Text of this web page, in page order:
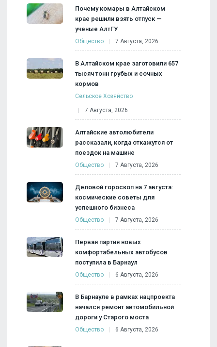
Почему комары в Алтайском
крае решили взять отпуск —
ученые АлтГУ
Общество 7 Августа, 2026
В Алтайском крае заготовили 657
тысяч тонн грубых и сочных
кормов
Сельское Хозяйство
7 Августа, 2026
Алтайские автолюбители
рассказали, когда откажутся от
поездок на машине
Общество 7 Августа, 2026
Деловой гороскоп на 7 августа:
космические советы для
успешного бизнеса
Общество 7 Августа, 2026
Первая партия новых
комфортабельных автобусов
поступила в Барнаул
Общество 6 Августа, 2026
В Барнауле в рамках нацпроекта
начался ремонт автомобильной
дороги у Старого моста
Общество 6 Августа, 2026